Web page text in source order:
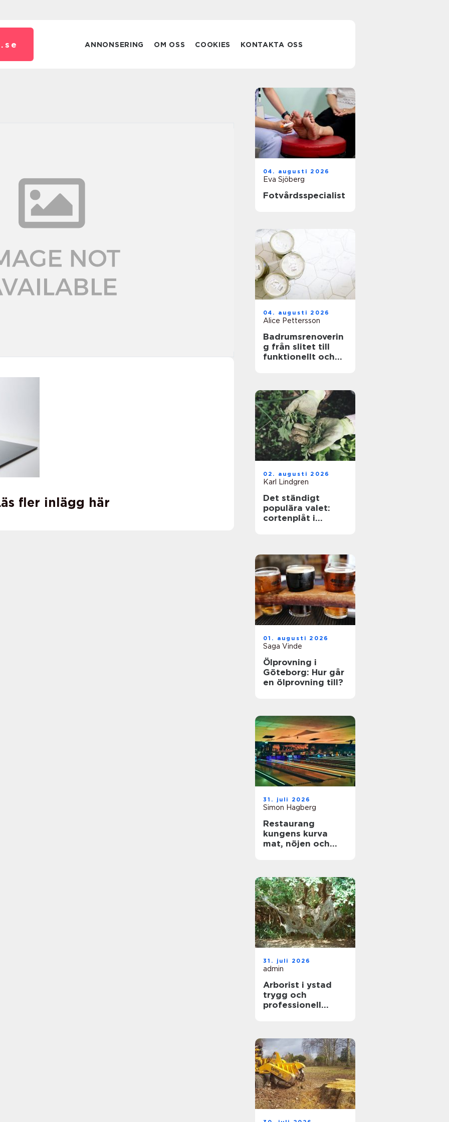
se ANNONSERING OM OSS COOKIES KONTAKTA OSS
fler inlägg här
04. augusti 2026
Eva Sjöberg
Fotvårdsspecialist
04. augusti 2026
Alice Pettersson
Badrumsrenoverin
g från slitet till
funktionellt och
02. augusti 2026
Karl Lindgren
Det ständigt
populära valet:
cortenplåt i
01. augusti 2026
Saga Vinde
Ölprovning i
Göteborg: Hur går
en ölprovning till?
31. juli 2026
Simon Hagberg
Restaurang
kungens kurva
mat, nöjen och
31. juli 2026
admin
Arborist i ystad
trygg och
professionell